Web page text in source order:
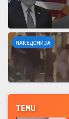
МАКЕДОНИЈА
TEMU